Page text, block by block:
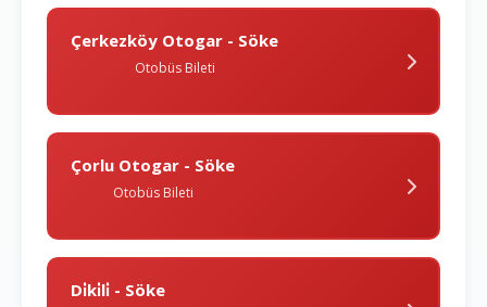
Çerkezköy Otogar - Söke
Otobüs Bileti
Çorlu Otogar - Söke
Otobüs Bileti
Di̇ki̇li̇ - Söke